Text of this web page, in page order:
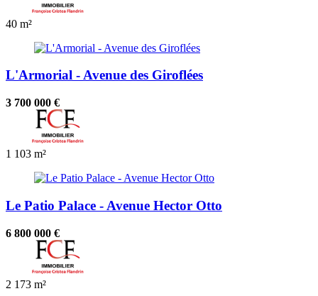
40 m²
L'Armorial - Avenue des Giroflées
3 700 000 €
1 103 m²
Le Patio Palace - Avenue Hector Otto
6 800 000 €
2 173 m²